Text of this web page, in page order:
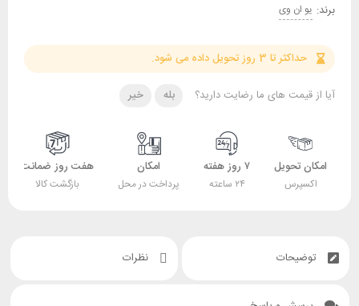
برند: یو ان وی
حداکثر تا 3 روز تحویل داده می شود.
آیا از قیمت های ما رضایت دارید؟ بله خیر
امکان تحویل
اکسپرس
۷ روز هفته
۲۴ ساعته
امکان
پرداخت در محل
هفت روز ضمانت
بازگشت کالا
توضیحات نظرات